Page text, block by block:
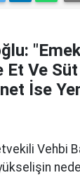
Et Ve
İse
Vehbi